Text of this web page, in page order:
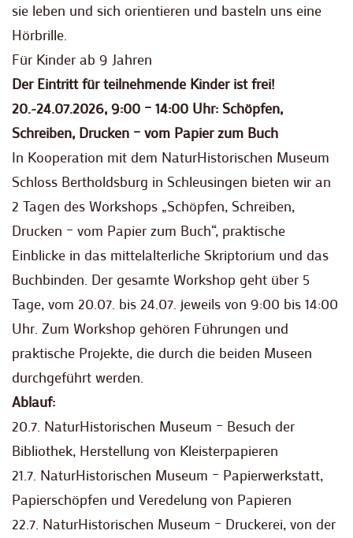
sie leben und sich orientieren und basteln uns eine
Hörbrille.
Für Kinder ab 9 Jahren
Der Eintritt für teilnehmende Kinder ist frei!
20.-24.07.2026, 9:00 – 14:00 Uhr: Schöpfen,
Schreiben, Drucken – vom Papier zum Buch
In Kooperation mit dem NaturHistorischen Museum
Schloss Bertholdsburg in Schleusingen bieten wir an
2 Tagen des Workshops „Schöpfen, Schreiben,
Drucken – vom Papier zum Buch“, praktische
Einblicke in das mittelalterliche Skriptorium und das
Buchbinden. Der gesamte Workshop geht über 5
Tage, vom 20.07. bis 24.07. jeweils von 9:00 bis 14:00
Uhr. Zum Workshop gehören Führungen und
praktische Projekte, die durch die beiden Museen
durchgeführt werden.
Ablauf:
20.7. NaturHistorischen Museum – Besuch der
Bibliothek, Herstellung von Kleisterpapieren
21.7. NaturHistorischen Museum – Papierwerkstatt,
Papierschöpfen und Veredelung von Papieren
22.7. NaturHistorischen Museum – Druckerei, von der